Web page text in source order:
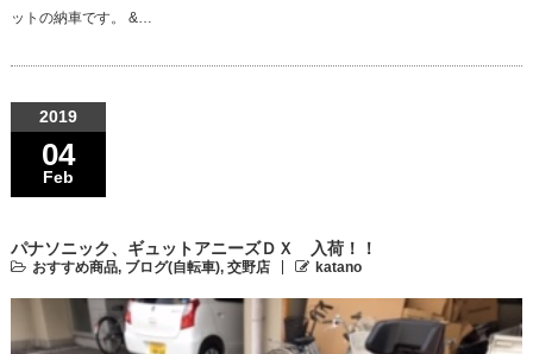
ットの納車です。 &…
2019
04
Feb
パナソニック、ギュットアニーズＤＸ 入荷！！
おすすめ商品, ブログ(自転車), 交野店 katano